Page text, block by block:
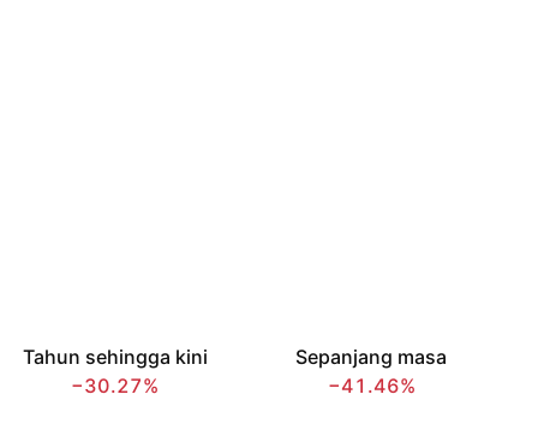
Tahun sehingga kini
−30.27%
Sepanjang masa
−41.46%